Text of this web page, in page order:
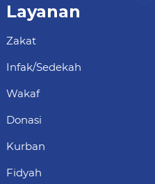
Layanan
Zakat
Infak/Sedekah
Wakaf
Donasi
Kurban
Fidyah